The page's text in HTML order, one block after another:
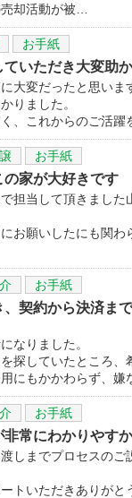
却活動が被…
お手紙
いただき大変助
大変だったと思いま
りました。
、これからのご活躍
お手紙
家が大好きです
担当して頂きました
お願いしたにも関わ
お手紙
契約から決済ま
なりました。
探していたところ、
にもかかわらず、嫌
お手紙
常にわかりやす
しまでプロセスのご
トいただきありがと